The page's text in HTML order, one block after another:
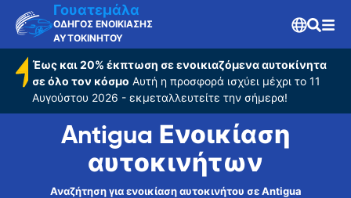
Γουατεμάλα
ΟΔΗΓΟΣ ΕΝΟΙΚΙΑΣΗΣ
ΑΥΤΟΚΙΝΗΤΟΥ
Έως και 20% έκπτωση σε ενοικιαζόμενα αυτοκίνητα
σε όλο τον κόσμο Αυτή η προσφορά ισχύει μέχρι το 11
Αυγούστου 2026 - εκμεταλλευτείτε την σήμερα!
Antigua Ενοικίαση
αυτοκινήτων
Αναζήτηση για ενοικίαση αυτοκινήτου σε Antigua